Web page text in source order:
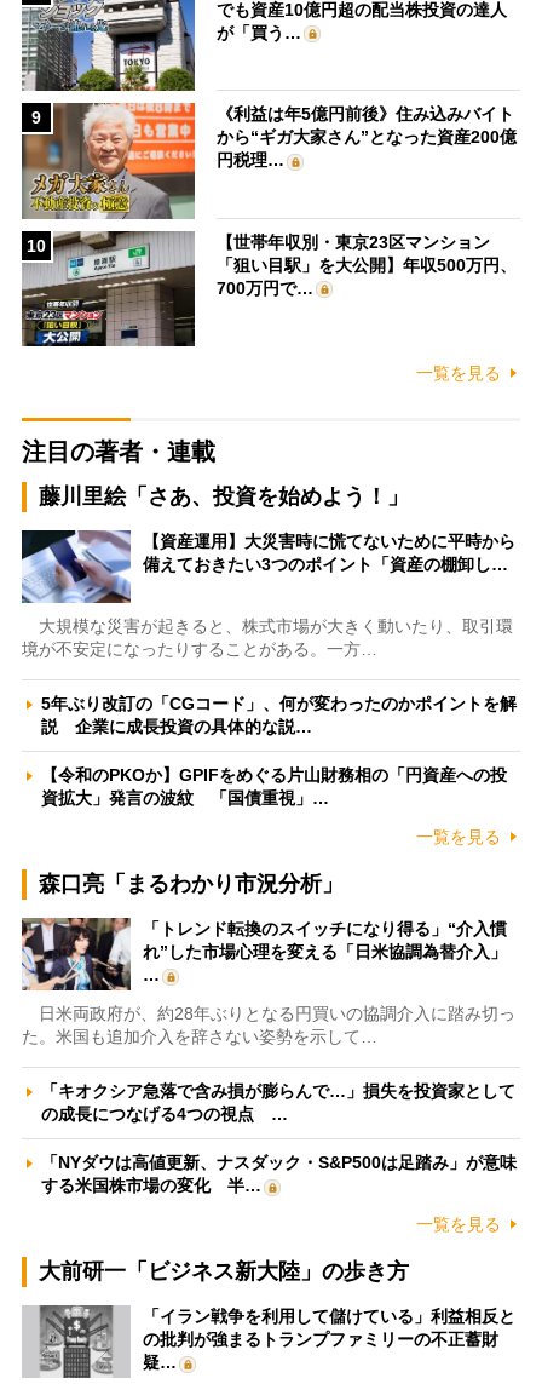
でも資産10億円超の配当株投資の達人
が「買う…
9
《利益は年5億円前後》住み込みバイト
から“ギガ大家さん”となった資産200億
円税理…
10
【世帯年収別・東京23区マンション
「狙い目駅」を大公開】年収500万円、
700万円で…
一覧を見る
注目の著者・連載
藤川里絵「さあ、投資を始めよう！」
【資産運用】大災害時に慌てないために平時から
備えておきたい3つのポイント「資産の棚卸し…
大規模な災害が起きると、株式市場が大きく動いたり、取引環
境が不安定になったりすることがある。一方…
5年ぶり改訂の「CGコード」、何が変わったのかポイントを解
説 企業に成長投資の具体的な説…
【令和のPKOか】GPIFをめぐる片山財務相の「円資産への投
資拡大」発言の波紋 「国債重視」…
一覧を見る
森口亮「まるわかり市況分析」
「トレンド転換のスイッチになり得る」“介入慣
れ”した市場心理を変える「日米協調為替介入」
…
日米両政府が、約28年ぶりとなる円買いの協調介入に踏み切っ
た。米国も追加介入を辞さない姿勢を示して…
「キオクシア急落で含み損が膨らんで…」損失を投資家として
の成長につなげる4つの視点 …
「NYダウは高値更新、ナスダック・S&P500は足踏み」が意味
する米国株市場の変化 半…
一覧を見る
大前研一「ビジネス新大陸」の歩き方
「イラン戦争を利用して儲けている」利益相反と
の批判が強まるトランプファミリーの不正蓄財
疑…